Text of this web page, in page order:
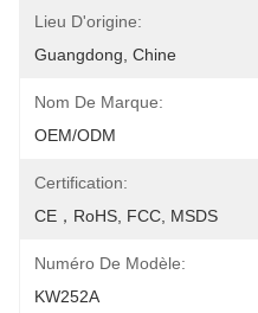
Lieu D'origine:
Guangdong, Chine
Nom De Marque:
OEM/ODM
Certification:
CE，RoHS, FCC, MSDS
Numéro De Modèle:
KW252A